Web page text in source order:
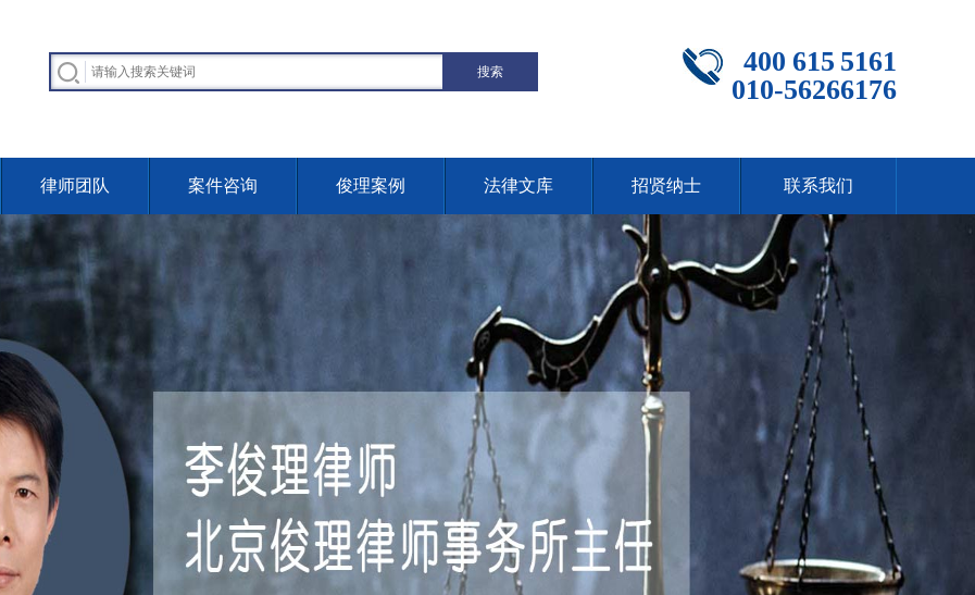
400 615 5161
010-56266176
律师团队 案件咨询 俊理案例 法律文库 招贤纳士 联系我们